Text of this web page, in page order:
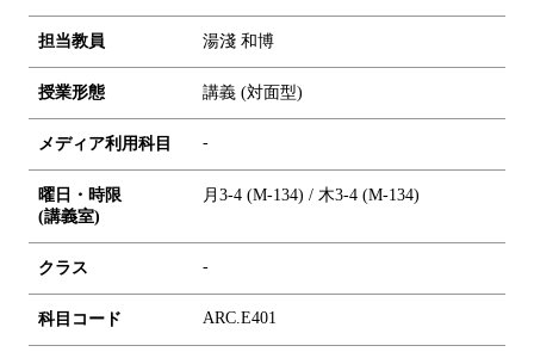
担当教員 湯淺 和博
授業形態 講義 (対面型)
メディア利用科目 -
曜日・時限
(講義室)
月3-4 (M-134) / 木3-4 (M-134)
クラス -
科目コード ARC.E401